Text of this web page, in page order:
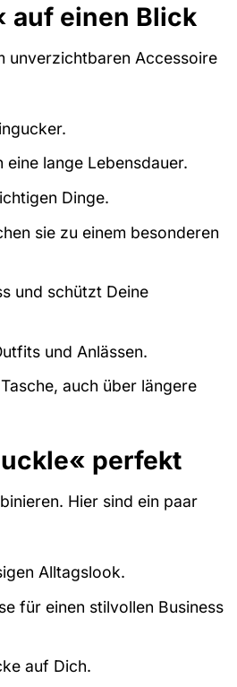
auf einen Blick
unverzichtbaren Accessoire
lange Lebensdauer.
Dinge.
sie zu einem besonderen
und schützt Deine
und Anlässen.
auch über längere
perfekt
Hier sind ein paar
Alltagslook.
für einen stilvollen Business
auf Dich.